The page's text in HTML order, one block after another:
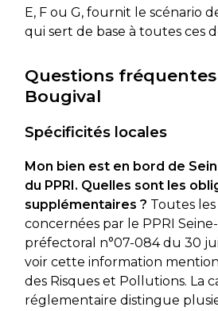
E, F ou G, fournit le scénario
qui sert de base à toutes ces
Questions fréquentes
Bougival
Spécificités locales
Mon bien est en bord de
du PPRI. Quelles sont les
supplémentaires ? Toutes
concernées par le PPRI
préfectoral n°07-084 du 30
voir cette information
des Risques et Pollutions. La
réglementaire distingue